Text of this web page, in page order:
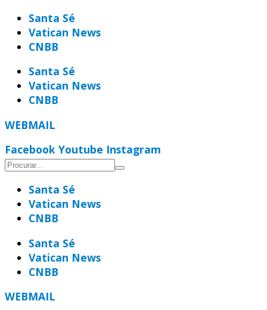
para
Santa Sé
Vatican News
CNBB
Santa Sé
Vatican News
CNBB
WEBMAIL
Facebook Youtube Instagram
Santa Sé
Vatican News
CNBB
Santa Sé
Vatican News
CNBB
WEBMAIL